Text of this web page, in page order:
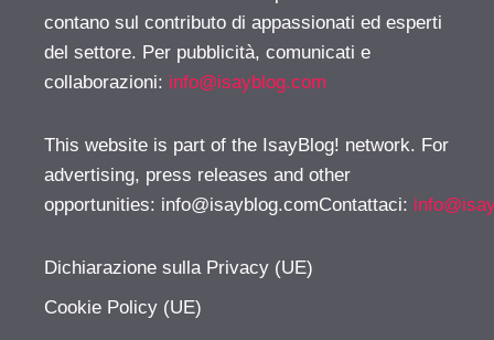
contano sul contributo di appassionati ed esperti
del settore. Per pubblicità, comunicati e
collaborazioni: info@isayblog.com
This website is part of the IsayBlog! network. For
advertising, press releases and other
opportunities: info@isayblog.comContattaci:
Dichiarazione sulla Privacy (UE)
Cookie Policy (UE)